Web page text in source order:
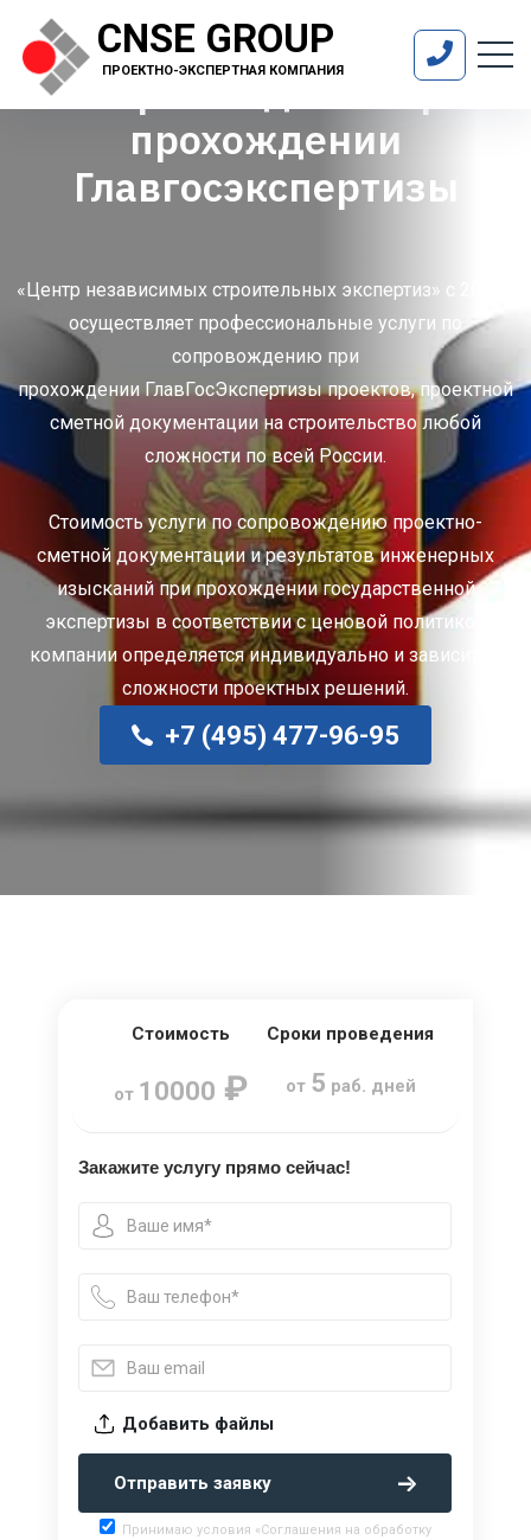
CNSE GROUP
ПРОЕКТНО-ЭКСПЕРТНАЯ КОМПАНИЯ
Сопровождение при
прохождении
Главгосэкспертизы
«Центр независимых строительных экспертиз» с 2010г.
осуществляет профессиональные услуги по
сопровождению при
прохождении ГлавГосЭкспертизы проектов, проектной
сметной документации на строительство любой
сложности по всей России.
Стоимость услуги по сопровождению проектно-
сметной документации и результатов инженерных
изысканий при прохождении государственной
экспертизы в соответствии с ценовой политикой
компании определяется индивидуально и зависит от
сложности проектных решений.
+7 (495) 477-96-95
Стоимость
от 10000 ₽
Сроки проведения
от 5 раб. дней
Закажите услугу прямо сейчас!
Добавить файлы
Отправить заявку
Принимаю условия «Соглашения на обработку